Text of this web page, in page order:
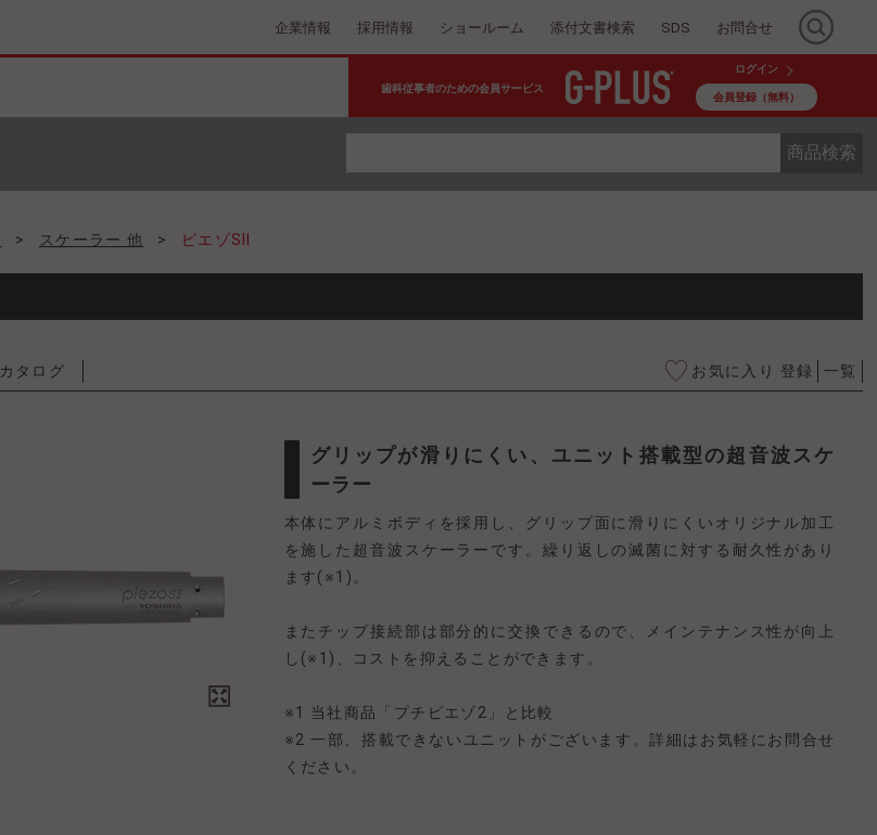
企業情報 採用情報 ショールーム 添付文書検索 SDS お問合せ
歯科従事者のための会員サービス
ログイン
会員登録（無料）
商品検索
> スケーラー 他 > ピエゾSⅡ
カタログ お気に入り 登録 一覧
グリップが滑りにくい、ユニット搭載型の超音波スケ
ーラー
本体にアルミボディを採用し、グリップ面に滑りにくいオリジナル加工
を施した超音波スケーラーです。繰り返しの滅菌に対する耐久性があり
ます(※1)。
またチップ接続部は部分的に交換できるので、メインテナンス性が向上
し(※1)、コストを抑えることができます。
※1 当社商品「プチピエゾ2」と比較
※2 一部、搭載できないユニットがございます。詳細はお気軽にお問合せ
ください。